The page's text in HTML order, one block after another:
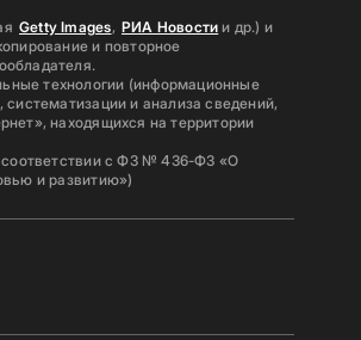
Getty Images, РИА Новости и др.) и
и повторное
технологии (информационные
и анализа сведений,
находящихся на территории
соответствии с ФЗ № 436-ФЗ «О
и развитию»)